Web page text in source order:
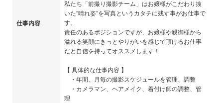
仕事内容
私たち「前撮り撮影チーム」はお嬢様がこだわり抜
いた”晴れ姿”を写真というカタチに残す事がお仕事で
す。
責任のあるポジションですが、お嬢様や親御様から
溢れる笑顔にきっとやりがいを感じて頂けるお仕事
だと自信を持ってオススメします！
【 具体的な仕事内容 】
・年間、月毎の撮影スケジュールを管理、調整
・カメラマン、ヘアメイク、着付け師の調整、管
理